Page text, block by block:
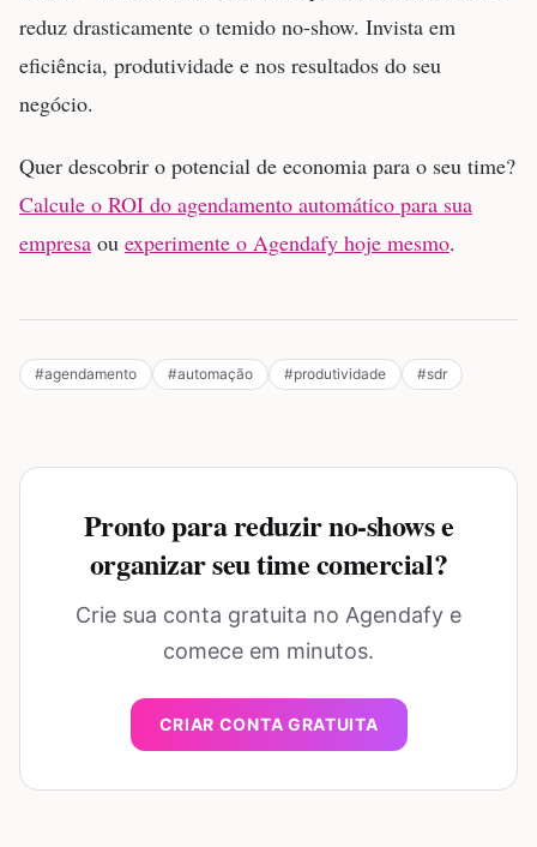
reduz drasticamente o temido no-show. Invista em
eficiência, produtividade e nos resultados do seu
negócio.
Quer descobrir o potencial de economia para o seu time?
Calcule o ROI do agendamento automático para sua
empresa ou experimente o Agendafy hoje mesmo.
#agendamento #automação #produtividade #sdr
Pronto para reduzir no-shows e
organizar seu time comercial?
Crie sua conta gratuita no Agendafy e
comece em minutos.
CRIAR CONTA GRATUITA